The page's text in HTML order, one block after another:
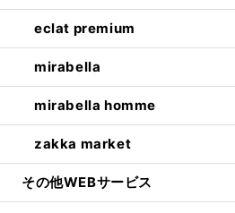
eclat premium
mirabella
mirabella homme
zakka market
その他WEBサービス